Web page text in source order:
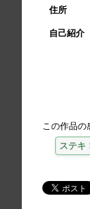
住所
自己紹介
この作品の
ステキ